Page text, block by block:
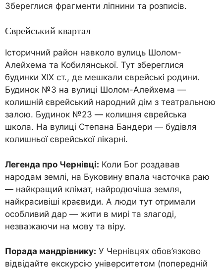
Збереглися фрагменти ліпнини та розписів.
Єврейський квартал
Історичний район навколо вулиць Шолом-
Алейхема та Кобилянської. Тут збереглися
будинки XIX ст., де мешкали єврейські родини.
Будинок №3 на вулиці Шолом-Алейхема —
колишній єврейський народний дім з театральною
залою. Будинок №23 — колишня єврейська
школа. На вулиці Степана Бандери — будівля
колишньої єврейської лікарні.
Легенда про Чернівці: Коли Бог роздавав
народам землі, на Буковину впала часточка раю
— найкращий клімат, найродючіша земля,
найкрасивіші краєвиди. А люди тут отримали
особливий дар — жити в мирі та злагоді,
незважаючи на мову та віру.
Порада мандрівнику: У Чернівцях обов’язково
відвідайте екскурсію університетом (попередній